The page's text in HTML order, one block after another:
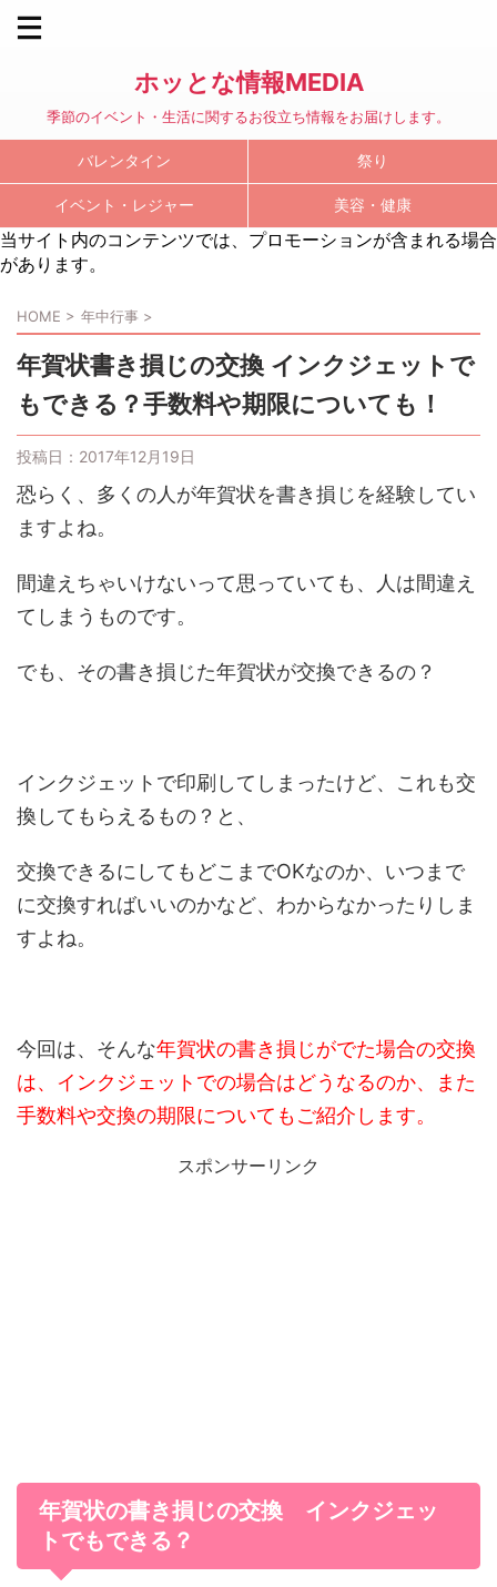
ホッとな情報MEDIA
季節のイベント・生活に関するお役立ち情報をお届けします。
バレンタイン 祭り
イベント・レジャー 美容・健康
当サイト内のコンテンツでは、プロモーションが含まれる場合
があります。
HOME > 年中行事 >
年賀状書き損じの交換 インクジェットで
もできる？手数料や期限についても！
投稿日： 2017年12月19日
恐らく、多くの人が年賀状を書き損じを経験してい
ますよね。
間違えちゃいけないって思っていても、人は間違え
てしまうものです。
でも、その書き損じた年賀状が交換できるの？
インクジェットで印刷してしまったけど、これも交
換してもらえるもの？と、
交換できるにしてもどこまでOKなのか、いつまで
に交換すればいいのかなど、わからなかったりしま
すよね。
今回は、そんな年賀状の書き損じがでた場合の交換
は、インクジェットでの場合はどうなるのか、また
手数料や交換の期限についてもご紹介します。
スポンサーリンク
年賀状の書き損じの交換 インクジェッ
トでもできる？